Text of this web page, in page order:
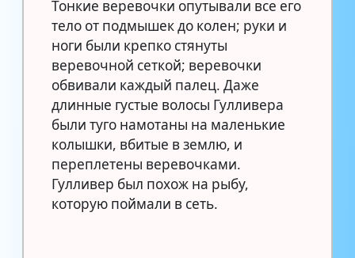
Тонкие веревочки опутывали все его
тело от подмышек до колен; руки и
ноги были крепко стянуты
веревочной сеткой; веревочки
обвивали каждый палец. Даже
длинные густые волосы Гулливера
были туго намотаны на маленькие
колышки, вбитые в землю, и
переплетены веревочками.
Гулливер был похож на рыбу,
которую поймали в сеть.